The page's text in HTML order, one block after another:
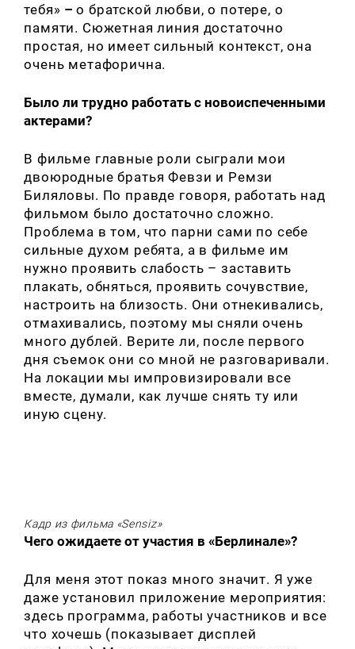
Искать:
тебя» –о братской любви, о потере, о
памяти. Сюжетная линия достаточно
простая, но имеет сильный контекст, она
очень метафорична.
Было ли трудно работать с новоиспеченными
актерами?
В фильме главные роли сыграли мои
двоюродные братья Февзи и Ремзи
Биляловы. По правде говоря, работать над
фильмом было достаточно сложно.
Проблема в том, что парни сами по себе
сильные духом ребята, а в фильме им
нужно проявить слабость – заставить
плакать, обняться, проявить сочувствие,
настроить на близость. Они отнекивались,
отмахивались, поэтому мы сняли очень
много дублей. Верите ли, после первого
дня съемок они со мной не разговаривали.
На локации мы импровизировали все
вместе, думали, как лучше снять ту или
иную сцену.
Кадр из фильма «Sensiz»
Чего ожидаете от участия в «Берлинале»?
Для меня этот показ много значит. Я уже
даже установил приложение мероприятия:
здесь программа, работы участников и все
что хочешь (показывает дисплей